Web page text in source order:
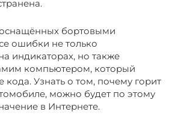
бортовыми
ошибки не только
индикаторах, но также
компьютером, который
кода. Узнать о том, почему горит
можно будет по этому
в Интернете.